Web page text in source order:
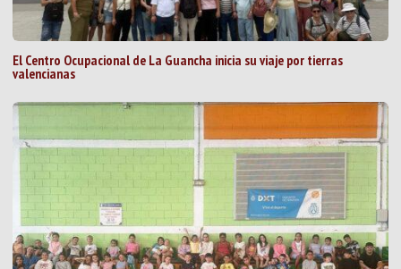
El Centro Ocupacional de La Guancha inicia su viaje por tierras
valencianas